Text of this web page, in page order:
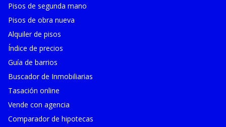
Pisos de segunda mano
Pisos de obra nueva
Alquiler de pisos
Índice de precios
Guía de barrios
Buscador de Inmobiliarias
Tasación online
Vende con agencia
Comparador de hipotecas